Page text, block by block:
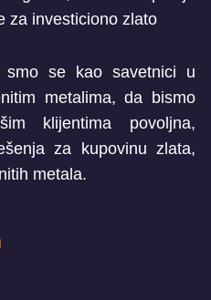
smo se kao savetnici u
metalima, da bismo
klijentima povoljna,
za kupovinu zlata,
metala.